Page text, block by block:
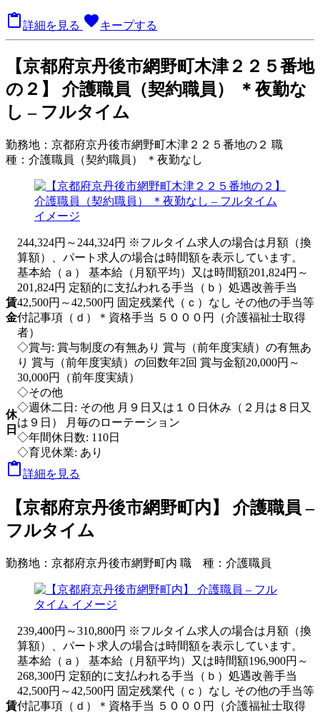
 詳細を見る favoriteキープする
【京都府京丹後市網野町木津２２５番地
の２】 介護職員（契約職員） ＊夜勤な
し – フルタイム
勤務地： 京都府京丹後市網野町木津２２５番地の２ 職
種： 介護職員（契約職員） ＊夜勤なし
賃
金
244,324円～244,324円 ※フルタイム求人の場合は月額（換
算額）、パート求人の場合は時間額を表示しています。
基本給（ａ） 基本給（月額平均）又は時間額201,824円～
201,824円 定額的に支払われる手当（ｂ）処遇改善手当
42,500円～42,500円 固定残業代（ｃ）なし その他の手当等
付記事項（ｄ）＊資格手当 ５０００円（介護福祉士取得
者）
◇賞与: 賞与制度の有無あり 賞与（前年度実績）の有無あ
り 賞与（前年度実績）の回数年2回 賞与金額20,000円～
30,000円（前年度実績）
休
日
◇その他
◇週休二日: その他 月９日又は１０日休み（２月は８日又
は９日） 月毎のローテーション
◇年間休日数: 110日
◇育児休業: あり
詳細を見る
【京都府京丹後市網野町内】 介護職員 –
フルタイム
勤務地： 京都府京丹後市網野町内 職 種： 介護職員
賃
239,400円～310,800円 ※フルタイム求人の場合は月額（換
算額）、パート求人の場合は時間額を表示しています。
基本給（ａ） 基本給（月額平均）又は時間額196,900円～
268,300円 定額的に支払われる手当（ｂ）処遇改善手当
42,500円～42,500円 固定残業代（ｃ）なし その他の手当等
付記事項（ｄ）＊資格手当 ５０００円（介護福祉士取得